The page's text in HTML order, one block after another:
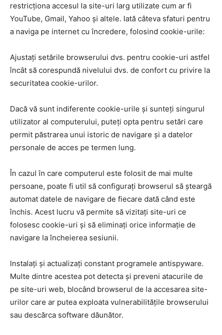
restricționa accesul la site-uri larg utilizate cum ar fi
YouTube, Gmail, Yahoo și altele. Iată câteva sfaturi pentru
a naviga pe internet cu încredere, folosind cookie-urile:
Ajustați setările browserului dvs. pentru cookie-uri astfel
încât să corespundă nivelului dvs. de confort cu privire la
securitatea cookie-urilor.
Dacă vă sunt indiferente cookie-urile și sunteți singurul
utilizator al computerului, puteți opta pentru setări care
permit păstrarea unui istoric de navigare și a datelor
personale de acces pe termen lung.
În cazul în care computerul este folosit de mai multe
persoane, poate fi util să configurați browserul să șteargă
automat datele de navigare de fiecare dată când este
închis. Acest lucru vă permite să vizitați site-uri ce
folosesc cookie-uri și să eliminați orice informație de
navigare la încheierea sesiunii.
Instalați și actualizați constant programele antispyware.
Multe dintre acestea pot detecta și preveni atacurile de
pe site-uri web, blocând browserul de la accesarea site-
urilor care ar putea exploata vulnerabilitățile browserului
sau descărca software dăunător.